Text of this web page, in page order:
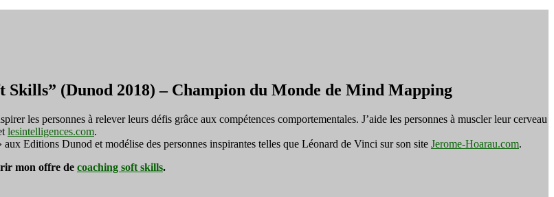
(Dunod 2018) – Champion du Monde de Mind Mapping
les personnes à relever leurs défis grâce aux compétences comportementales. J’aide les personnes à muscler leur cerveau
lesintelligences.com.
Editions Dunod et modélise des personnes inspirantes telles que Léonard de Vinci sur son site Jerome-Hoarau.com.
mon offre de coaching soft skills.